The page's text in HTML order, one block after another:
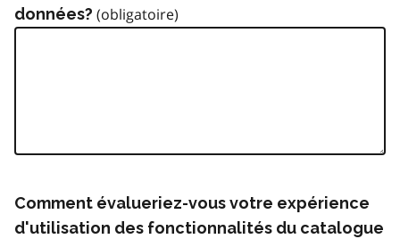
données?
Comment évalueriez-vous votre expérience
d'utilisation des fonctionnalités du catalogue